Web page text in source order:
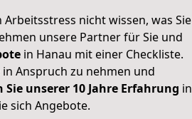
nicht wissen, was Sie
unsere Partner für Sie und
in Hanau mit einer Checkliste.
Anspruch zu nehmen und
Sie unserer 10 Jahre Erfahrung in
sich Angebote.